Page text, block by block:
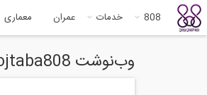
808 خدمات عمران معماری
وب‌نوشت mojtaba808